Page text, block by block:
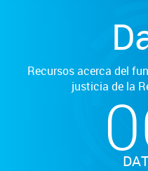
Recursos acerca del
justicia de la